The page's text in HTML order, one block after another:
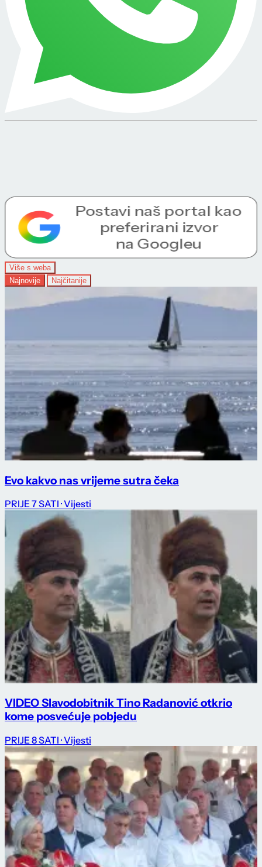
Više s weba
Najnovije
Najčitanije
Evo kakvo nas vrijeme sutra čeka
PRIJE 7 SATI · Vijesti
VIDEO Slavodobitnik Tino Radanović otkrio
kome posvećuje pobjedu
PRIJE 8 SATI · Vijesti